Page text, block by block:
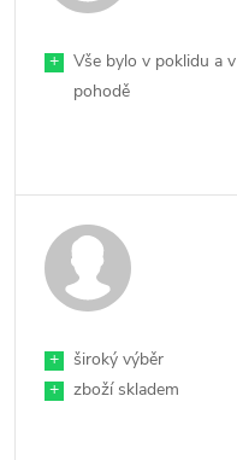
+
Vše bylo v poklidu a v
pohodě
+
široký výběr
+
zboží skladem